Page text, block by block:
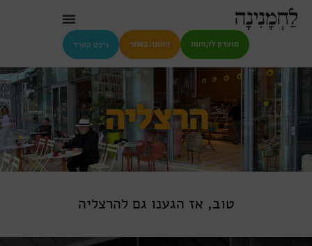
מועדון לקוחות הזמנה באתר גיפט קארד
הרצליה
טוב, אז הגענו גם להרצליה